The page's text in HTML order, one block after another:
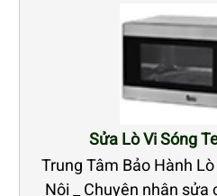
Sửa Lò Vi Sóng
Trung Tâm Bảo Hành
Nội _ Chuyên nhận sửa